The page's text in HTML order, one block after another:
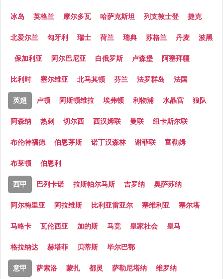
冰岛 英格兰 摩尔多瓦 哈萨克斯坦 列支敦士登 捷克
北爱尔兰 匈牙利 瑞士 荷兰 瑞典 苏格兰 丹麦 波黑
保加利亚 阿尔巴尼亚 白俄罗斯 卢森堡 阿塞拜疆
比利时 塞尔维亚 北马其顿 芬兰 法罗群岛 法国
英超 卢顿 阿斯顿维拉 埃弗顿 利物浦 水晶宫 狼队
阿森纳 热刺 切尔西 西汉姆联 曼联 纽卡斯尔联
布伦特福德 伯恩茅斯 诺丁汉森林 谢菲联 富勒姆
布莱顿 伯恩利
西甲 巴列卡诺 拉斯帕尔马斯 吉罗纳 奥萨苏纳
阿尔梅里亚 阿拉维斯 比利亚雷亚尔 塞维利亚 塞尔塔
马略卡 瓦伦西亚 加的斯 马竞 皇家社会 皇马
格拉纳达 赫塔菲 贝蒂斯 毕尔巴鄂
意甲 萨索洛 蒙扎 都灵 萨勒尼塔纳 维罗纳